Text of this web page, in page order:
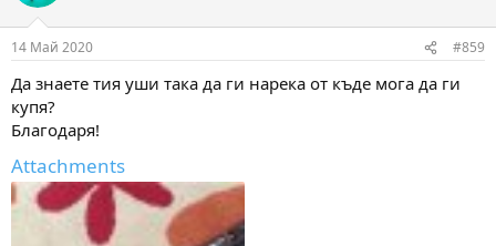
s
14 Май 2020 #859
Да знаете тия уши така да ги нарека от къде мога да ги
купя?
Благодаря!
Attachments